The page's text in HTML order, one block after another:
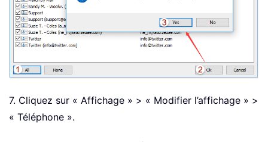
7. Cliquez sur « Affichage » > « Modifier l’affichage » >
« Téléphone ».